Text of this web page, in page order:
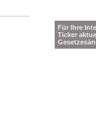
Für Ihre
Ticker